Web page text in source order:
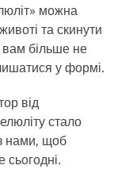
можна
та скинути
вам більше не
у формі.
від
стало
нами, щоб
сьогодні.